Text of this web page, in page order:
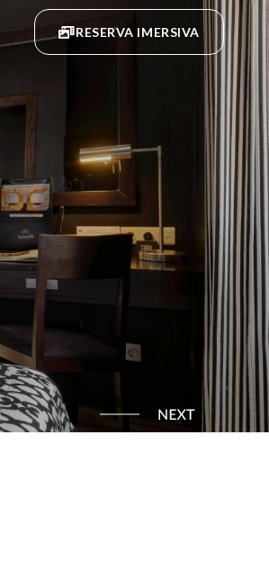
RESERVA IMERSIVA